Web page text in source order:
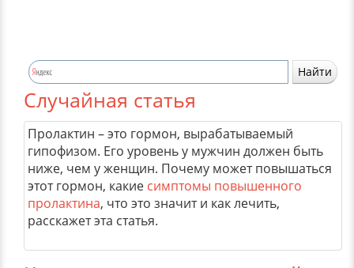
Случайная статья
Пролактин – это гормон, вырабатываемый
гипофизом. Его уровень у мужчин должен быть
ниже, чем у женщин. Почему может повышаться
этот гормон, какие симптомы повышенного
пролактина, что это значит и как лечить,
расскажет эта статья.